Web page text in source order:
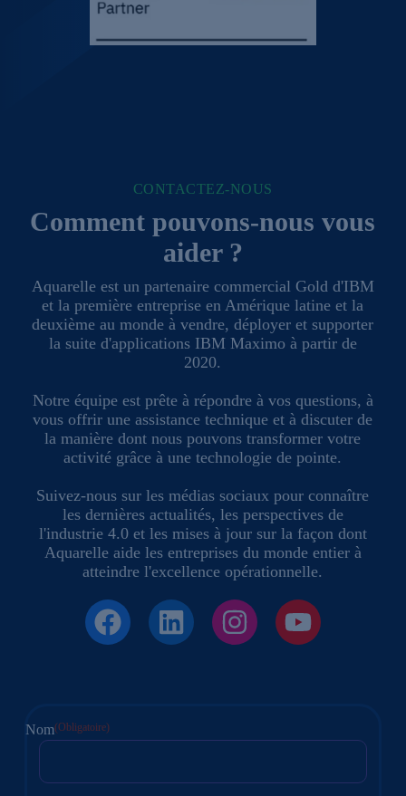
CONTACTEZ-NOUS
Comment pouvons-nous vous
aider ?
Aquarelle est un partenaire commercial Gold d'IBM
et la première entreprise en Amérique latine et la
deuxième au monde à vendre, déployer et supporter
la suite d'applications IBM Maximo à partir de
2020.
Notre équipe est prête à répondre à vos questions, à
vous offrir une assistance technique et à discuter de
la manière dont nous pouvons transformer votre
activité grâce à une technologie de pointe.
Suivez-nous sur les médias sociaux pour connaître
les dernières actualités, les perspectives de
l'industrie 4.0 et les mises à jour sur la façon dont
Aquarelle aide les entreprises du monde entier à
atteindre l'excellence opérationnelle.
Nom(Obligatoire)